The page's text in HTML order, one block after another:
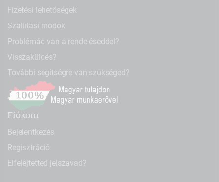
Fizetési lehetőségek
Szállítási módok
Problémád van a rendeléseddel?
Visszaküldés?
További segítségre van szükséged?
Fiókom
Bejelentkezés
Regisztráció
Elfelejtetted jelszavad?